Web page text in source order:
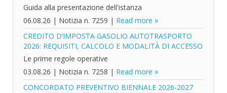
Guida alla presentazione dell'istanza
06.08.26 | Notizia n. 7259 | Read more
CREDITO D’IMPOSTA GASOLIO AUTOTRASPORTO
2026: REQUISITI, CALCOLO E MODALITÀ DI ACCESSO
Le prime regole operative
03.08.26 | Notizia n. 7258 | Read more
CONCORDATO PREVENTIVO BIENNALE 2026-2027